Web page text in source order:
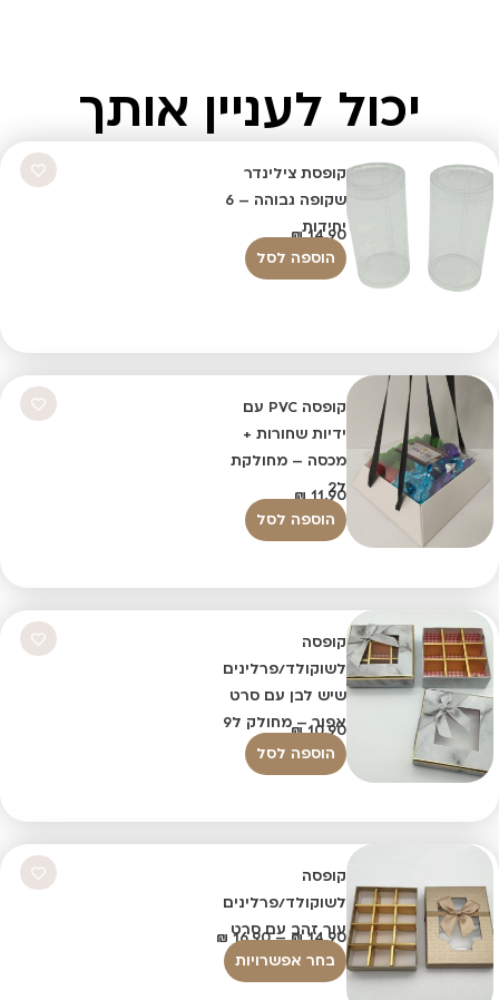
יכול לעניין אותך
קופסת צילינדר
שקופה גבוהה – 6
יחידות₪14.90
הוספה לסל
קופסה PVC עם
ידיות שחורות +
מכסה – מחולקת
ל2
₪11.90
הוספה לסל
קופסה
לשוקולד/פרלינים
שיש לבן עם סרט
אפור – מחולק ל9
₪10.90
הוספה לסל
קופסה
לשוקולד/פרלינים
עור זהב עם סרט
₪14.90
–
₪ 16.90
בחר אפשרויות